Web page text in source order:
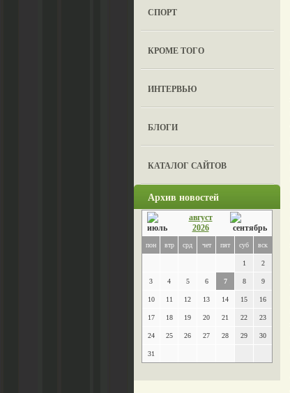
СПОРТ
КРОМЕ ТОГО
ИНТЕРВЬЮ
БЛОГИ
КАТАЛОГ САЙТОВ
Архив новостей
август
2026
пон втр срд чет пят суб вск
1 2
3 4 5 6 7 8 9
10 11 12 13 14 15 16
17 18 19 20 21 22 23
24 25 26 27 28 29 30
31